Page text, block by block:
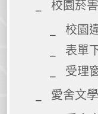
校園菸
校園
表單
受理
愛舍文